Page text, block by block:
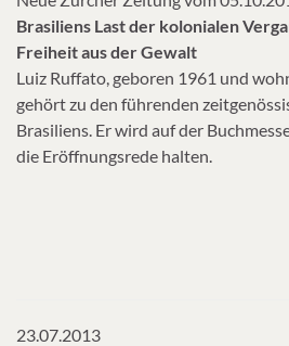
Brasiliens Last der kolonialen
Freiheit aus der Gewalt
Luiz Ruffato, geboren 1961 und
gehört zu den führenden
Brasiliens. Er wird auf der
die Eröffnungsrede halten.
23.07.2013